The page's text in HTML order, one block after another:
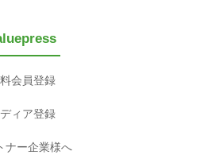
会員登録
ィア登録
ナー企業様へ